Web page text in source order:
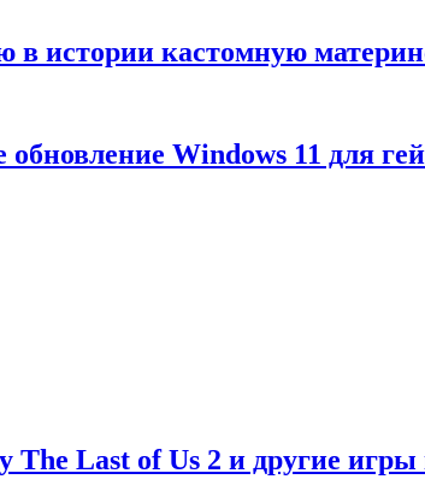
в истории кастомную
обновление Windows 11 для
The Last of Us 2 и другие